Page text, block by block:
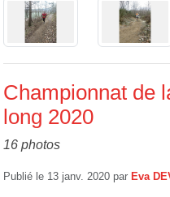
Championnat de
long 2020
16 photos
Publié le 13 janv. 2020 par Eva